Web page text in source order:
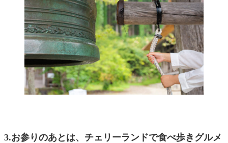
3.お参りのあとは、チェリーランドで食べ歩きグルメ